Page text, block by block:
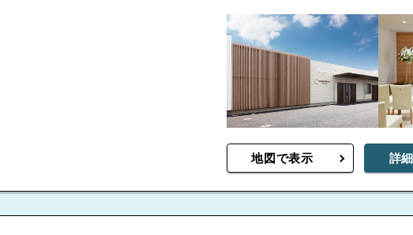
地図で表示 詳